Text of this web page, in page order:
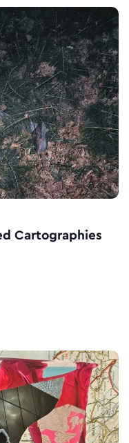
Cartographies